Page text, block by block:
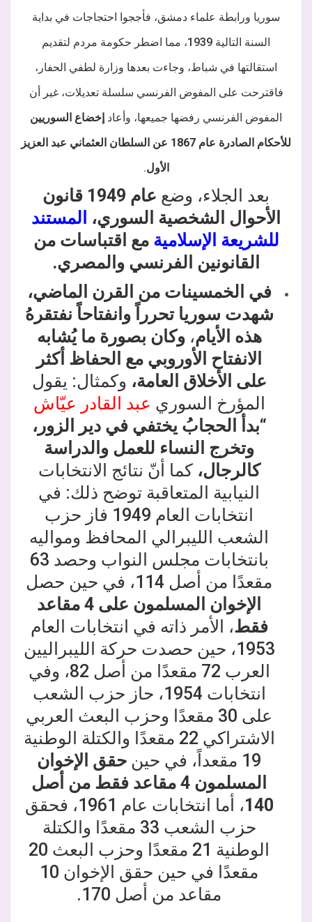
سوريا ورابطة علماء دمشق، فأججوا احتجاجات في بداية
السنة التالية 1939، مما اضطر حكومة مردم لتقديم
استقالتها في شباط، وجاءت بعدها وزارة لطفي الحفار،
فاقترحت على المفوض الفرنسي سلسلة تعديلات، غير أن
المفوض الفرنسي رفضها جميعها، وأعاد إخضاع السوريين
للأحكام الصادرة عام 1867 عن السلطان العثماني عبد العزيز
الأول.
بعد الجلاء، وضع
عام 1949 قانون
الأحوال الشخصية السوري، المستند
للشريعة الإسلامية مع اقتباسات من
القانونين الفرنسي والمصري.
في الخمسينات من القرن الماضي،
شهدت سوريا تحرراً وانفتاحاً نفتقرهُ
هذه الأيام،وكان بصورة ما يُشابه
الانفتاح الأوروبي مع الحفاظ أكثر
على الأخلاق العامة، وكمثال: يقول
المؤرخ السوري عبد القادر عيّاش
“بدأ الحجابُ يختفي في دير الزور،
وتخرج النساء للعمل والدراسة
كالرجال، كما أنّ نتائج الانتخابات
النيابية المتعاقبة توضح ذلك: في
انتخابات العام 1949 فاز حزب
الشعب الليبرالي المحافظ ومواليه
بانتخابات مجلس النواب وحصد 63
مقعدًا من أصل 114، في حين حصل
الإخوان المسلمون على 4 مقاعد
فقط، الأمر ذاته في انتخابات العام
1953، حين حصدت حركة الليبراليين
العرب 72 مقعدًا من أصل 82، وفي
انتخابات 1954، حاز حزب الشعب
على 30 مقعدًا وحزب البعث العربي
الاشتراكي 22 مقعدًا والكتلة الوطنية
19 مقعداً، في حين
حقق الإخوان
المسلمون 4 مقاعد فقط من أصل
140
، أما انتخابات عام 1961، فحقق
حزب الشعب 33 مقعدًا والكتلة
الوطنية 21 مقعدًا وحزب البعث 20
مقعدًا في حين حقق الإخوان 10
مقاعد من أصل 170.